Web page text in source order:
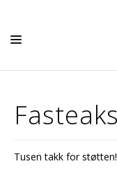
BARN OG UNGE
Tusen takk for støtten!